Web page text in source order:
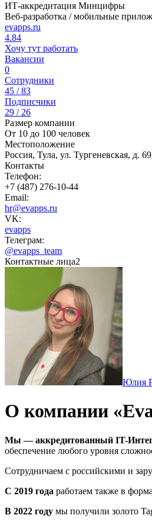
ИТ-аккредитация Минцифры
Веб-разработка / мобильные
evapps.ru
4.84
Хочу тут работать
Вакансии
0
Сотрудники
45 / 83
Подписчики
29 / 26
Размер компании
От 10 до 100 человек
Местоположение
Россия, Тула, ул. Тургеневская, д. 69
Контакты
Телефон:
+7 (487) 276-10-44
Email:
hr@evapps.ru
VK:
evapps
Телеграм:
@evapps_team
Контактные лица2
Юлия
О компании
Мы — аккредитованный IT-
обеспечение любого уровня
Сотрудничаем с российскими и
С 2019 года работаем также в
В 2022 году мы получили золото